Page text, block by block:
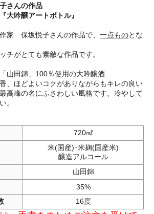
の作品
トボトル』
家 保坂悦子さんの作品で、 一点ものとな
チがとても素敵な作品です。
山田錦」100％使用の大吟醸酒
、ほどよいコクがありながらもキレの良い
高峰の名にふさわしい風格です。冷やして
。
720㎖
米(国産)･米麹(国産米)
醸造アルコール
山田錦
35%
16度